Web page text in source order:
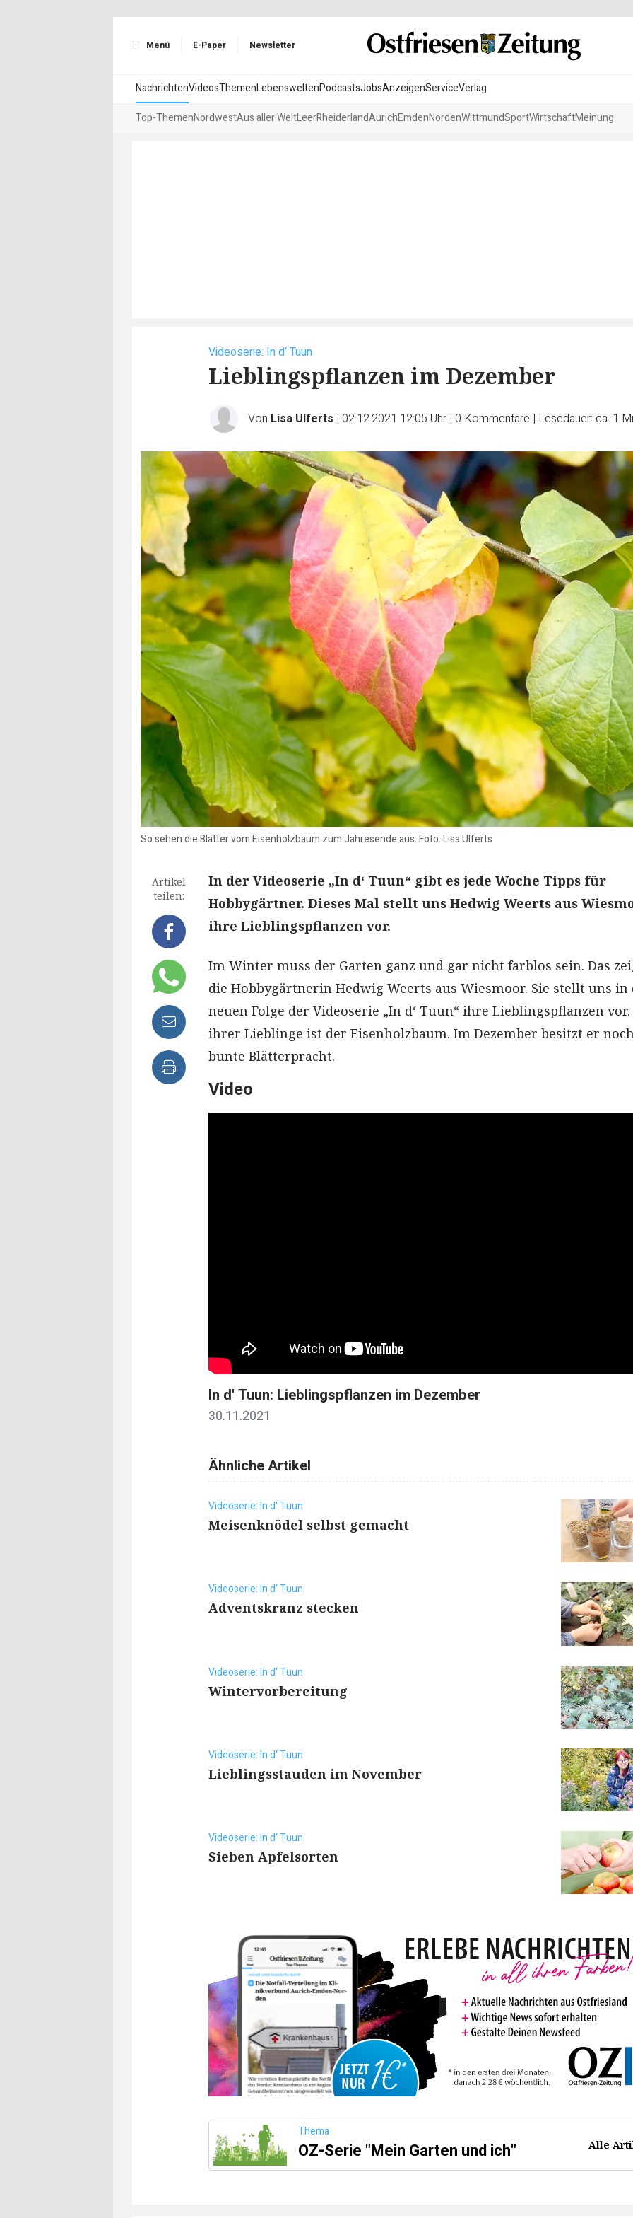
Menü E-Paper Newsletter
NachrichtenVideosThemenLebensweltenPodcastsJobsAnzeigenServiceVerlag
Top-ThemenNordwestAus aller WeltLeerRheiderlandAurichEmdenNordenWittmundSportWirtschaftMeinung
Videoserie: In d‘ Tuun
Lieblingspflanzen im Dezember
Von Lisa Ulferts | 02.12.2021 12:05 Uhr | 0 Kommentare | Lesedauer: ca. 1
So sehen die Blätter vom Eisenholzbaum zum Jahresende aus. Foto: Lisa Ulferts
Artikel
teilen:
In der Videoserie „In d‘ Tuun“ gibt es jede Woche Tipps für
Hobbygärtner. Dieses Mal stellt uns Hedwig Weerts aus
ihre Lieblingspflanzen vor.
Im Winter muss der Garten ganz und gar nicht farblos sein. Das
die Hobbygärtnerin Hedwig Weerts aus Wiesmoor. Sie stellt uns in
neuen Folge der Videoserie „In d‘ Tuun“ ihre Lieblingspflanzen
ihrer Lieblinge ist der Eisenholzbaum. Im Dezember besitzt er
bunte Blätterpracht.
Video
In d' Tuun: Lieblingspflanzen im Dezember
30.11.2021
Ähnliche Artikel
Videoserie: In d‘ Tuun
Meisenknödel selbst gemacht
Videoserie: In d‘ Tuun
Adventskranz stecken
Videoserie: In d‘ Tuun
Wintervorbereitung
Videoserie: In d‘ Tuun
Lieblingsstauden im November
Videoserie: In d‘ Tuun
Sieben Apfelsorten
Thema
OZ-Serie "Mein Garten und ich" Alle